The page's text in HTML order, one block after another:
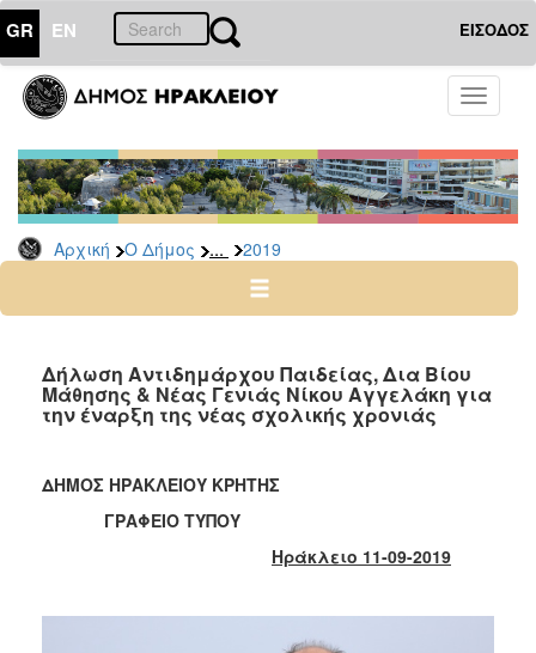
GR EN ΕΙΣΟΔΟΣ
Toggle
Αρχική Ο Δήμος ... 2019
ΔΗΜΟΣ
Δελτία
Τύπου
Αρχείο
2026
2024
2022
2021
2016
Δήλωση Αντιδημάρχου Παιδείας, Δια Βίου
Μάθησης & Νέας Γενιάς Νίκου Αγγελάκη για
την έναρξη της νέας σχολικής χρονιάς
ΔΗΜΟΣ ΗΡΑΚΛΕΙΟΥ ΚΡΗΤΗΣ
ΓΡΑΦΕΙΟ ΤΥΠΟΥ
Ηράκλειο 11-09-2019